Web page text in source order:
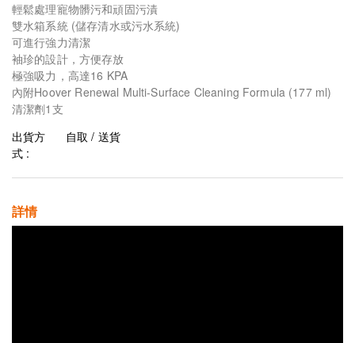
輕鬆處理寵物髒污和頑固污漬
雙水箱系統 (儲存清水或污水系統)
可進行強力清潔
袖珍的設計，方便存放
極強吸力，高達16 KPA
內附Hoover Renewal Multi-Surface Cleaning Formula (177 ml)
清潔劑1支
出貨方
式 :
自取 / 送貨
詳情